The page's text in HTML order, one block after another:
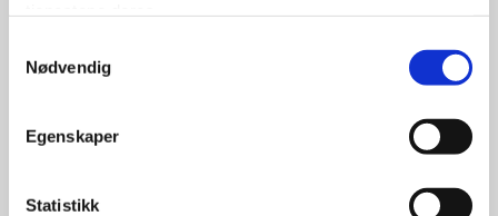
Nødvendig
Egenskaper
Statistikk